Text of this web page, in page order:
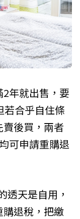
年就出售，要
若合乎自住條
後買，兩者
可申請重購退
透天是自用，
退稅，把繳